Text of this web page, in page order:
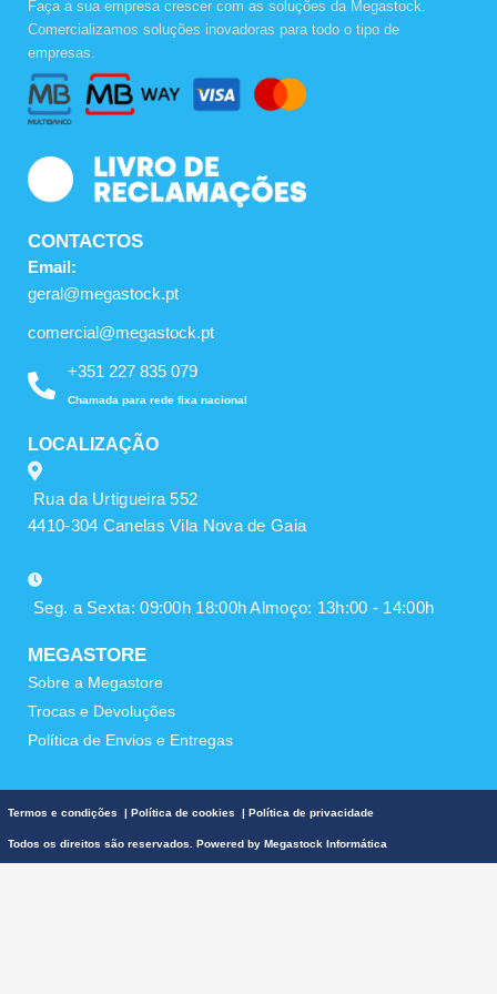
e
o
o
k
t
r
a
m
t
u
e
Faça a sua empresa crescer com as soluções da Megastock.
Comercializamos soluções inovadoras para todo o tipo de
empresas.
CONTACTOS
Email:
geral@megastock.pt
comercial@megastock.pt
+351 227 835 079
Chamada para rede fixa nacional
LOCALIZAÇÃO
Rua da Urtigueira 552
4410-304 Canelas Vila Nova de Gaia
Seg. a Sexta: 09:00h 18:00h Almoço: 13h:00 - 14:00h
MEGASTORE
Sobre a Megastore
Trocas e Devoluções
Política de Envios e Entregas
Termos e condições | Política de cookies | Política de privacidade
Todos os direitos são reservados. Powered by Megastock Informática